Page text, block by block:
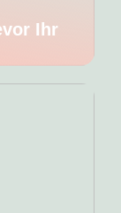
Ihr